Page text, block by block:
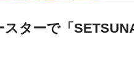
スターで「